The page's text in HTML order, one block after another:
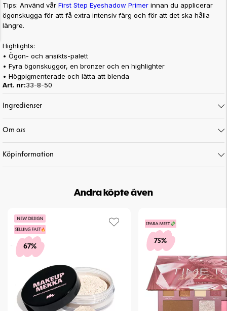
Tips: Använd vår First Step Eyeshadow Primer innan du applicerar
ögonskugga för att få extra intensiv färg och för att det ska hålla
längre.
Highlights:
• Ögon- och ansikts-palett
• Fyra ögonskuggor, en bronzer och en highlighter
• Högpigmenterade och lätta att blenda
Art. nr:33-8-50
Ingredienser
Om oss
Köpinformation
Andra köpte även
67%
75%